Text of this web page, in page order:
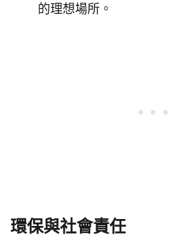
的理想場所。
環保與社會責任